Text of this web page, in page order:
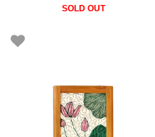
SOLD OUT